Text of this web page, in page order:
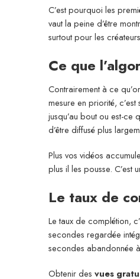
C’est pourquoi les
vaut la peine d’être
surtout pour les
Ce que
Contrairement à ce
mesure en priorité,
jusqu’au bout ou est-ce
d’être diffusé plus
Plus vos vidéos
plus il les pousse.
Le taux de
Le taux de complétion,
secondes regardée
secondes abandonnée
Obtenir des vues